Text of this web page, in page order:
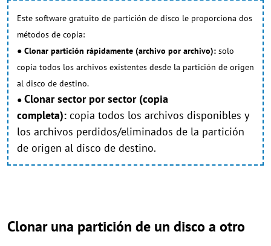
Este software gratuito de partición de disco le proporciona dos
métodos de copia:
● Clonar partición rápidamente (archivo por archivo): solo
copia todos los archivos existentes desde la partición de origen
al disco de destino.
● Clonar sector por sector (copia
completa): copia todos los archivos disponibles y
los archivos perdidos/eliminados de la partición
de origen al disco de destino.
Clonar una partición de un disco a otro